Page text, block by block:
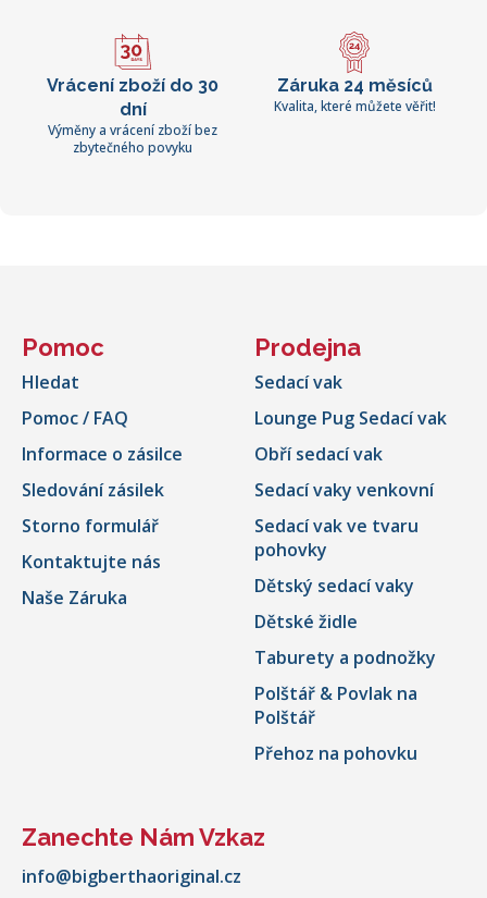
Vrácení zboží do 30
dní
Výměny a vrácení zboží bez
zbytečného povyku
Záruka 24 měsíců
Kvalita, které můžete věřit!
Pomoc
Hledat
Pomoc / FAQ
Informace o zásilce
Sledování zásilek
Storno formulář
Kontaktujte nás
Naše Záruka
Prodejna
Sedací vak
Lounge Pug Sedací vak
Obří sedací vak
Sedací vaky venkovní
Sedací vak ve tvaru
pohovky
Dětský sedací vaky
Dětské židle
Taburety a podnožky
Polštář & Povlak na
Polštář
Přehoz na pohovku
Zanechte Nám Vzkaz
info@bigberthaoriginal.cz